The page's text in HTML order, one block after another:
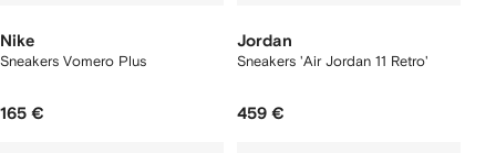
Nike
Sneakers Vomero Plus
165 €
Jordan
Sneakers 'Air Jordan 11 Retro'
459 €